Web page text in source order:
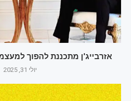
אזרבייג'ן מתכננת להפוך
יולי 31, 2025